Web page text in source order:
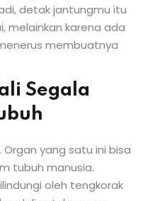
detak jantungmu itu
melainkan karena ada
membuatnya
Segala
yang satu ini bisa
tubuh manusia.
oleh tengkorak